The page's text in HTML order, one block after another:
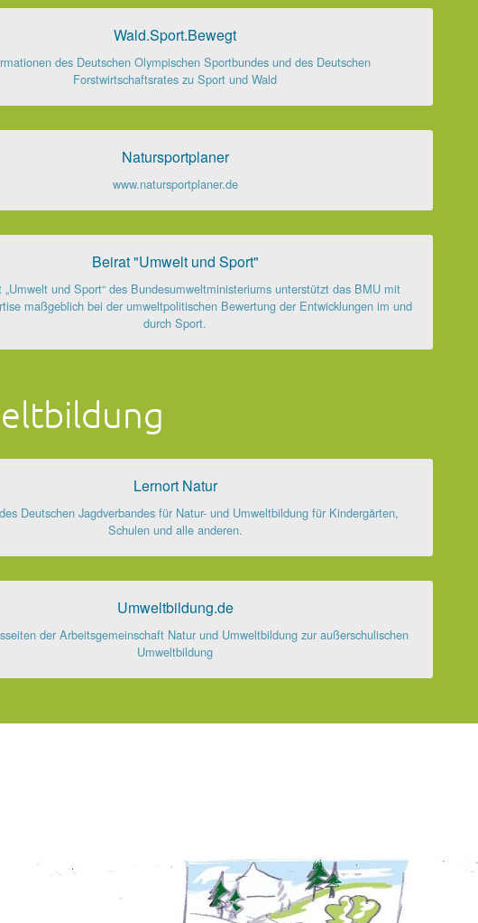
Wald.Sport.Bewegt
des Deutschen Olympischen Sportbundes und des Deutschen
Forstwirtschaftsrates zu Sport und Wald
Natursportplaner
www.natursportplaner.de
Beirat "Umwelt und Sport"
„Umwelt und Sport“ des Bundesumweltministeriums unterstützt das BMU mit
maßgeblich bei der umweltpolitischen Bewertung der Entwicklungen im und
durch Sport.
Lernort Natur
Deutschen Jagdverbandes für Natur- und Umweltbildung für Kindergärten,
Schulen und alle anderen.
Umweltbildung.de
der Arbeitsgemeinschaft Natur und Umweltbildung zur außerschulischen
Umweltbildung